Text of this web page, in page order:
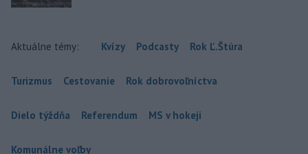
Aktuálne témy: Kvízy Podcasty Rok Ľ.Štúra
Turizmus Cestovanie Rok dobrovoľníctva
Dielo týždňa Referendum MS v hokeji
Komunálne voľby